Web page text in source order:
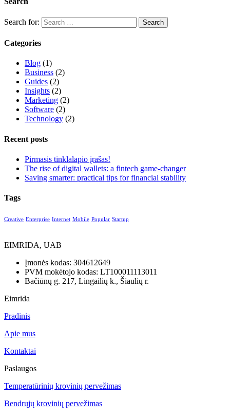
Search for:
Categories
Blog (1)
Business (2)
Guides (2)
Insights (2)
Marketing (2)
Software (2)
Technology (2)
Recent posts
Pirmasis tinklalapio įrašas!
The rise of digital wallets: a fintech game-changer
Saving smarter: practical tips for financial stability
Tags
Creative Enterprise Internet Mobile Popular Startup
EIMRIDA, UAB
Įmonės kodas: 304612649
PVM mokėtojo kodas: LT100011113011
Bačiūnų g. 217, Lingailių k., Šiaulių r.
Eimrida
Pradinis
Apie mus
Kontaktai
Paslaugos
Temperatūrinių krovinių pervežimas
Bendrųjų krovinių pervežimas